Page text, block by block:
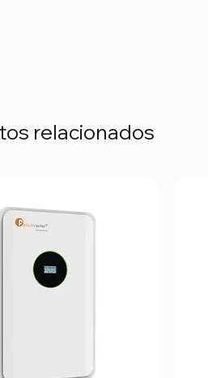
relacionados